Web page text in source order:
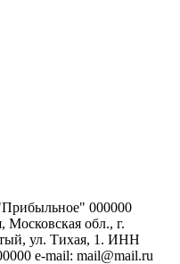
000000
Московская обл., г.
ул. Тихая, 1. ИНН
e-mail: mail@mail.ru